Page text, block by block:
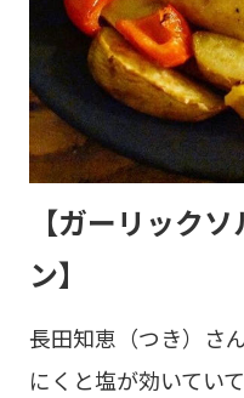
【ガーリック
ン】
長田知恵（つき）さ
にくと塩が効いてい